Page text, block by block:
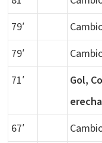
79′
79′
71′
Gol,
67′